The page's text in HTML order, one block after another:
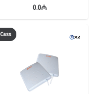
0.0₼
Cass